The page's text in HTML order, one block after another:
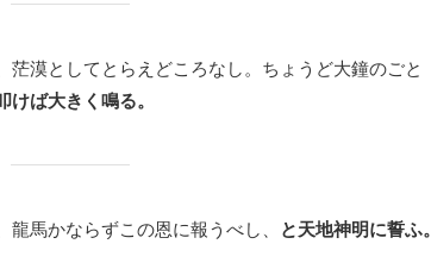
漠としてとらえどころなし。ちょうど大鐘のごと
けば大きく鳴る。
馬かならずこの恩に報うべし、 と天地神明に誓ふ。